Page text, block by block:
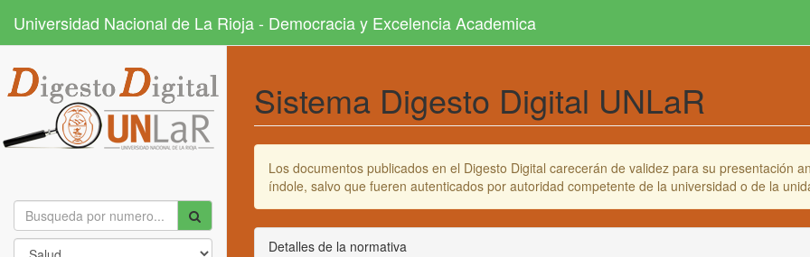
Universidad Nacional de La Rioja - Democracia y Excelencia Academica
Sistema Digesto Digital UNLaR
Los documentos publicados en el Digesto Digital carecerán de validez para su presentación
índole, salvo que fueren autenticados por autoridad competente de la universidad o de la
Detalles de la normativa